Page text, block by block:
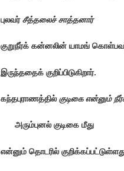
புலவர்சீத்தலைச் சாத்தனார்
குறுநீர்க் கன்னலின் யாமங்
இருந்ததைக் குறிப்பிடுகிறார்.
கந்தபுராணத்தில் குடிகை என்னும்
அரும்புனல் குடிகை மீது
என்னும் தொடரில்